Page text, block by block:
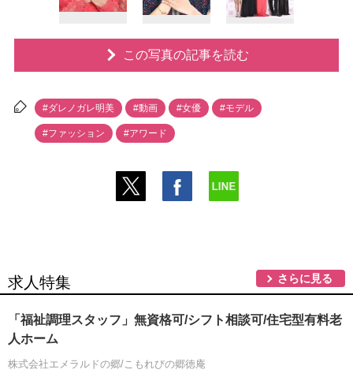
この写真の記事を読む
#ダレノガレ明美 #動画 #女優 #モデル
#ファッション #アワード
求人特集 さらに見る
「福祉調理スタッフ」無資格可/シフト相談可/住宅型有料老
人ホーム
株式会社エメラルドの郷/こもれびの郷徳庵